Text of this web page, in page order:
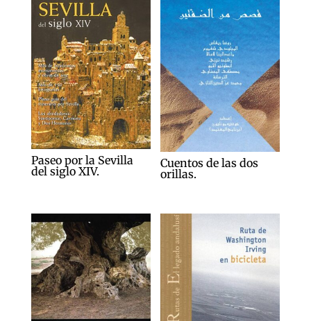
Paseo por la Sevilla
del siglo XIV.
Cuentos de las dos
orillas.